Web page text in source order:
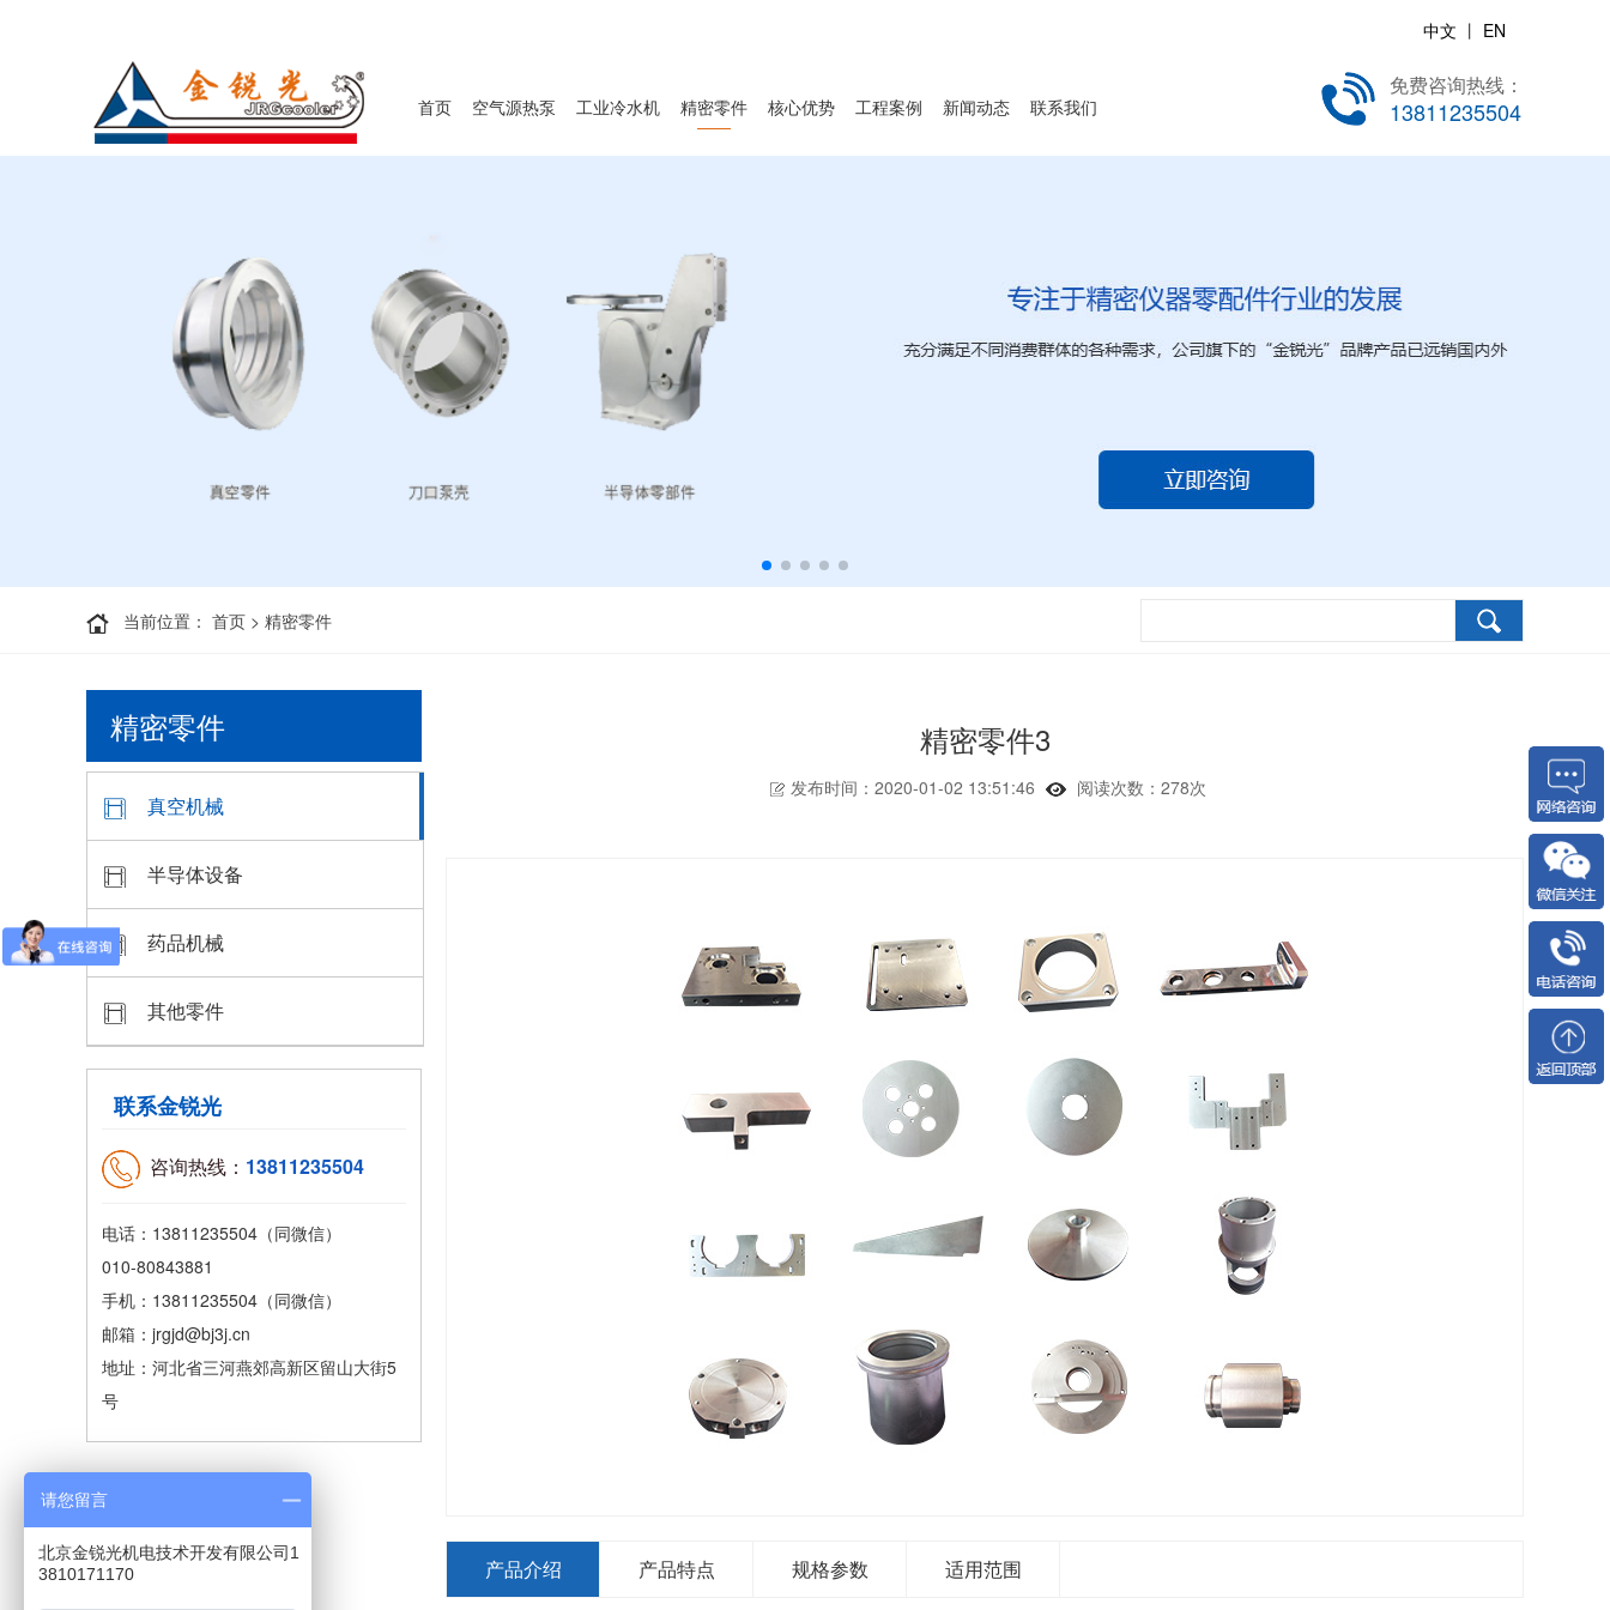
中文 丨 EN
首页 空气源热泵 工业冷水机 精密零件 核心优势 工程案例 新闻动态 联系我们
免费咨询热线：
13811235504
当前位置： 首页 > 精密零件
精密零件
真空机械
半导体设备
药品机械
其他零件
联系金锐光
咨询热线： 13811235504
电话：13811235504（同微信）
010-80843881
手机：13811235504（同微信）
邮箱：jrgjd@bj3j.cn
地址：河北省三河燕郊高新区留山大街5
号
精密零件3
发布时间：2020-01-02 13:51:46 阅读次数： 278次
产品介绍 产品特点 规格参数 适用范围
请您留言
北京金锐光机电技术开发有限公司1
3810171170